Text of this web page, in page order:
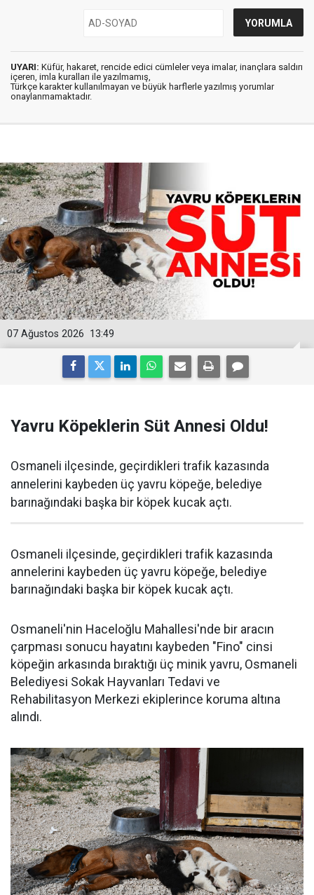
UYARI: Küfür, hakaret, rencide edici cümleler veya imalar, inançlara saldırı
içeren, imla kuralları ile yazılmamış,
Türkçe karakter kullanılmayan ve büyük harflerle yazılmış yorumlar
onaylanmamaktadır.
13:49
07 Ağustos 2026
Yavru Köpeklerin Süt Annesi Oldu!
Osmaneli ilçesinde, geçirdikleri trafik kazasında
annelerini kaybeden üç yavru köpeğe, belediye
barınağındaki başka bir köpek kucak açtı.
Osmaneli ilçesinde, geçirdikleri trafik kazasında
annelerini kaybeden üç yavru köpeğe, belediye
barınağındaki başka bir köpek kucak açtı.
Osmaneli'nin Haceloğlu Mahallesi'nde bir aracın
çarpması sonucu hayatını kaybeden "Fino" cinsi
köpeğin arkasında bıraktığı üç minik yavru, Osmaneli
Belediyesi Sokak Hayvanları Tedavi ve
Rehabilitasyon Merkezi ekiplerince koruma altına
alındı.